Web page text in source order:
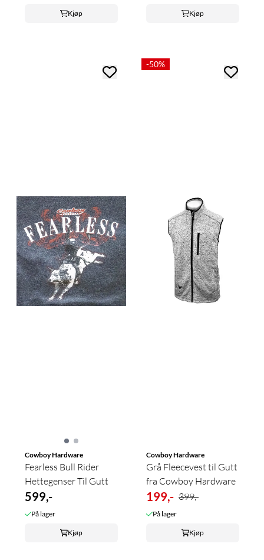
Kjøp Kjøp
Cowboy Hardware
Fearless Bull Rider
Hettegenser Til Gutt
599,-
På lager
Kjøp
-50%
Cowboy Hardware
Grå Fleecevest til Gutt
fra Cowboy Hardware
199,- 399,-
På lager
Kjøp